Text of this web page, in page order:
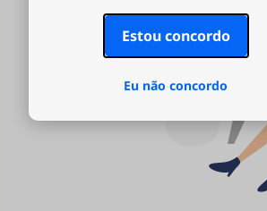
Estou concordo
Eu não concordo